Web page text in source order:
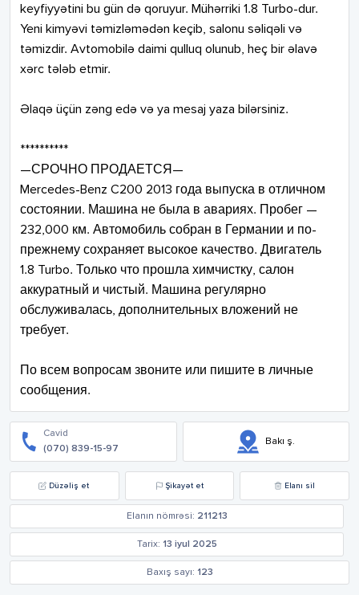
keyfiyyətini bu gün də qoruyur. Mühərriki 1.8 Turbo-dur.
Yeni kimyəvi təmizləmədən keçib, salonu səliqəli və
təmizdir. Avtomobilə daimi qulluq olunub, heç bir əlavə
xərc tələb etmir.
Əlaqə üçün zəng edə və ya mesaj yaza bilərsiniz.
**********
—СРОЧНО ПРОДАЕТСЯ—
Mercedes-Benz C200 2013 года выпуска в отличном
состоянии. Машина не была в авариях. Пробег —
232,000 км. Автомобиль собран в Германии и по-
прежнему сохраняет высокое качество. Двигатель
1.8 Turbo. Только что прошла химчистку, салон
аккуратный и чистый. Машина регулярно
обслуживалась, дополнительных вложений не
требует.
По всем вопросам звоните или пишите в личные
сообщения.
Cavid
(070) 839-15-97
Bakı ş.
Düzəliş et Şikayət et Elanı sil
Elanın nömrəsi: 211213
Tarix: 13 iyul 2025
Baxış sayı: 123